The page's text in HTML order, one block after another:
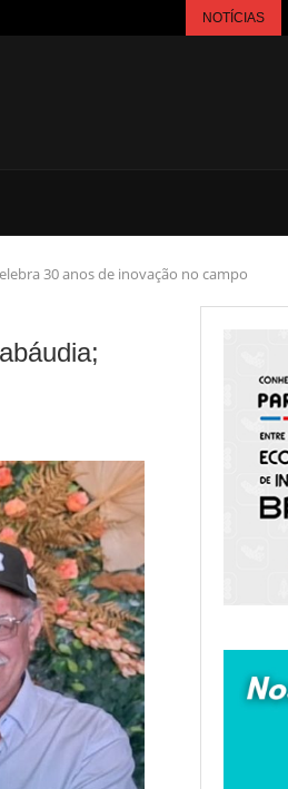
NOTÍCIAS
30 anos de inovação no campo